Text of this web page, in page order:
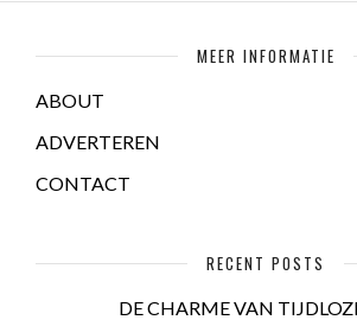
MEER INFORMATIE
ABOUT
ADVERTEREN
CONTACT
RECENT POSTS
DE CHARME VAN